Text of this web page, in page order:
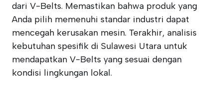
dari V-Belts. Memastikan bahwa produk yang
Anda pilih memenuhi standar industri dapat
mencegah kerusakan mesin. Terakhir, analisis
kebutuhan spesifik di Sulawesi Utara untuk
mendapatkan V-Belts yang sesuai dengan
kondisi lingkungan lokal.